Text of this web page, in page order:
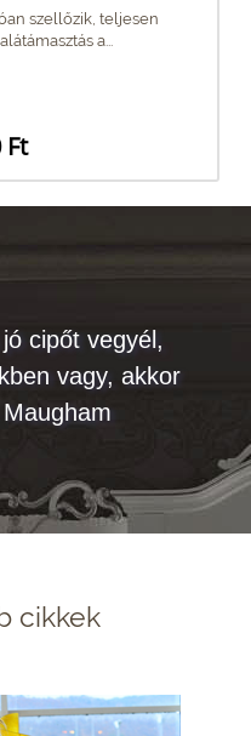
szellőzik, teljesen
a...
Ft
cipőt vegyél,
vagy, akkor
cikkek